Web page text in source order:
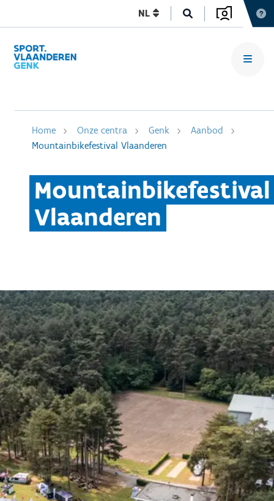
NL
Home Onze centra Genk
Aanbod
Mountainbikefestival Vlaanderen
Mountainbikefestival
Vlaanderen